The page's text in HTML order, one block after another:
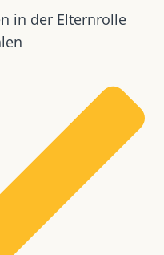
in der Elternrolle